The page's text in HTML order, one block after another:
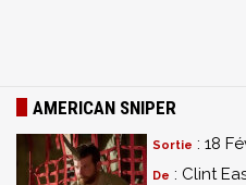
AMERICAN SNIPER
Sortie : 18
De : Clint